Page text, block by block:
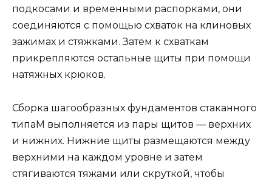
подкосами и временными распорками, они
соединяются с помощью схваток на клиновых
зажимах и стяжками. Затем к схваткам
прикрепляются остальные щиты при помощи
натяжных крюков.
Сборка шагообразных фундаментов стаканного
типаM выполняется из пары щитов — верхних
и нижних. Нижние щиты размещаются между
верхними на каждом уровне и затем
стягиваются тяжами или скруткой, чтобы